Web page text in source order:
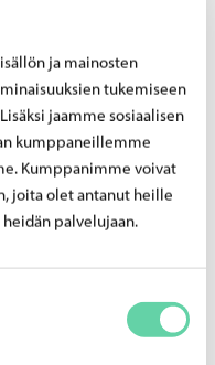
ja mainosten
tukemiseen
jaamme sosiaalisen
kumppaneillemme
Kumppanimme voivat
joita olet antanut heille
palvelujaan.
laudaturilla ja
kautta
Meillä on
on avannut uuden
syksyllä 2025.